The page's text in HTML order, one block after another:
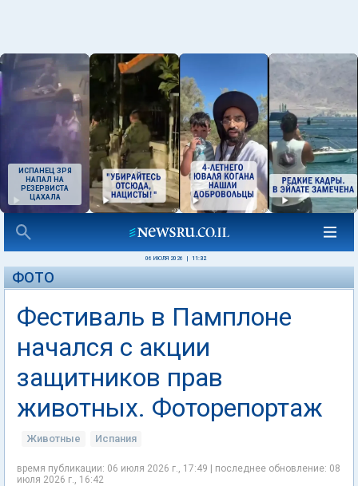
ИСПАНЕЦ ЗРЯ
НАПАЛ НА
РЕЗЕРВИСТА
ЦАХАЛА
06 ИЮЛЯ 2026 11:32
ФОТО
Фестиваль в Памплоне
начался с акции
защитников прав
животных. Фоторепортаж
Животные Испания
время публикации: 06 июля 2026 г., 17:49 | последнее обновление: 08
июля 2026 г., 16:42